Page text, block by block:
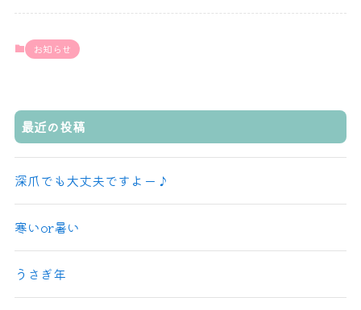
お知らせ
最近の投稿
深爪でも大丈夫ですよー♪
寒いor暑い
うさぎ年